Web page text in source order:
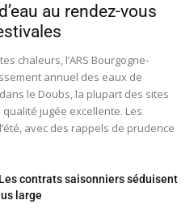
au rendez-vous
chaleurs, l’ARS Bourgogne-
annuel des eaux de
le Doubs, la plupart des sites
jugée excellente. Les
avec des rappels de prudence
contrats saisonniers séduisent
large